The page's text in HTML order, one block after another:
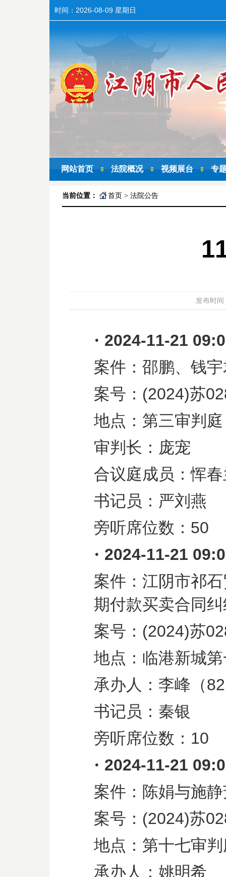
时间： 2026-08-09 星期日
网站首页 法院概况 视频展台 专
当前位置： 首页 > 法院公告
发布时
· 2024-11-21
案件：邵鹏、钱
案号： (2024)苏
地点：第三审判庭
审判长：庞宠
合议庭成员：恽
书记员：严刘燕
旁听席位数： 50
· 2024-11-21
案件：江阴市祁
期付款买卖合同
案号： (2024)苏
地点：临港新城
承办人：李峰（82
书记员：秦银
旁听席位数： 10
· 2024-11-21
案件：陈娟与施
案号： (2024)苏
地点：第十七审
承办人：姚明希